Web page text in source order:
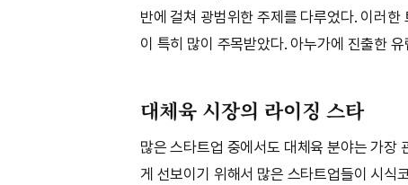
반에 걸쳐 광범위한 주제를 다루었다. 이러
이 특히 많이 주목받았다. 아누가에 진출한
대체육 시장의 라이징 스타
많은 스타트업 중에서도 대체육 분야는 가장
게 선보이기 위해서 많은 스타트업들이 시식